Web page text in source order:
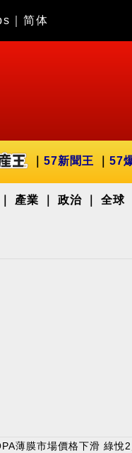
简体
57新聞王 57
產業 政治 全球
薄膜市場價格下滑 綠悅